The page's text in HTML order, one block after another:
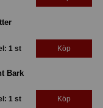
1 st Köp
Bark
1 st Köp